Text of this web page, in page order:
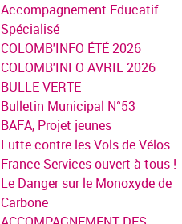
Accompagnement Educatif
Spécialisé
COLOMB'INFO ÉTÉ 2026
COLOMB'INFO AVRIL 2026
BULLE VERTE
Bulletin Municipal N°53
BAFA, Projet jeunes
Lutte contre les Vols de Vélos
France Services ouvert à tous !
Le Danger sur le Monoxyde de
Carbone